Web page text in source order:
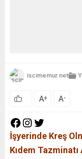
iscimemur.net
A+ A-
İşyerinde Kreş
Kıdem